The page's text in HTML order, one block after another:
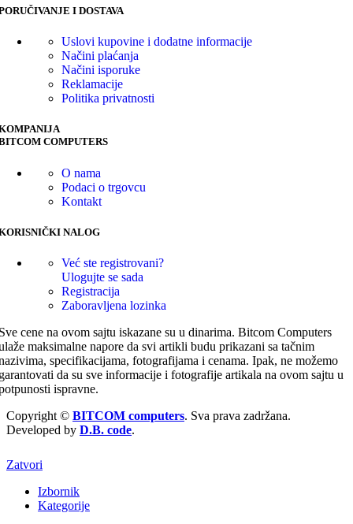
I DOSTAVA
Uslovi kupovine i dodatne informacije
Načini plaćanja
Načini isporuke
Reklamacije
Politika privatnosti
COMPUTERS
O nama
Podaci o trgovcu
Kontakt
NALOG
Već ste registrovani?
Ulogujte se sada
Registracija
Zaboravljena lozinka
cene na ovom sajtu iskazane su u dinarima. Bitcom Computers
maksimalne napore da svi artikli budu prikazani sa tačnim
specifikacijama, fotografijama i cenama. Ipak, ne možemo
da su sve informacije i fotografije artikala na ovom sajtu u
ispravne.
Copyright © BITCOM computers. Sva prava zadržana.
Developed by D.B. code.
Zatvori
Izbornik
Kategorije